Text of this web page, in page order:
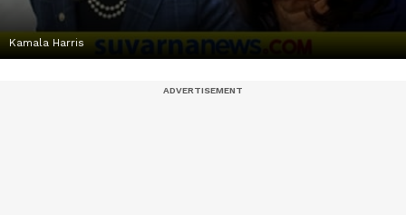
Kamala Harris